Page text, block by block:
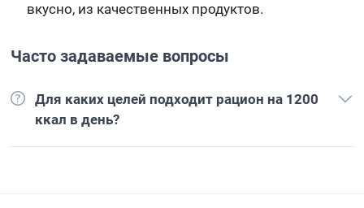
вкусно, из качественных продуктов.
Часто задаваемые вопросы
Для каких целей подходит рацион на 1200
ккал в день?